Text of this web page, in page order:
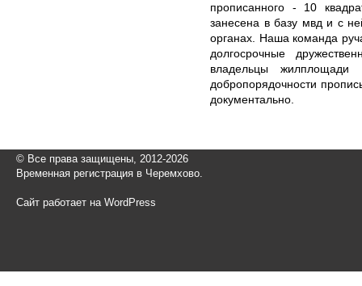
прописанного - 10
занесена в базу мвд и с
органах. Наша команда
долгосрочные
владельцы
добропорядочности
документально.
© Все права защищены, 2012-2026
Временная регистрация в Черемхово.
Сайт работает на WordPress